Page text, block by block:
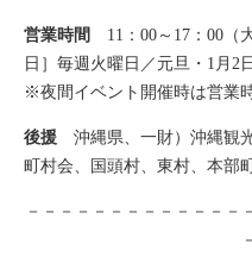
営業時間
11：00～17：00（
日］毎週火曜日／元旦・1月2日
※夜間イベント開催時は営業
後援 沖縄県、一財）沖縄観
町村会、国頭村、東村、本部
－－－－－－－－－－－－－